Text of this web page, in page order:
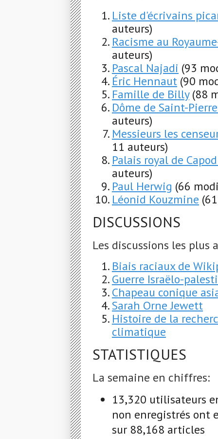
Liste d'écrivains
auteurs)
Racisme au
auteurs)
Pascal Najadi (93
Éric Hennaut (90
Famille de Billy (88
Dôme de Saint-
auteurs)
Messieurs les
11 auteurs)
Palais royal de
auteurs)
Paul Herwig (66
Léonid Kouzmine
DISCUSSIONS
Les discussions les plus
Biais raciaux de
Guerre Israëlo-
Chapeau conique
Sarah Orne Jewett
Histoire de la
climatique
STATISTIQUES
La semaine en chiffres:
13,320 utilisateurs
non enregistrés ont
sur 88,168 articles